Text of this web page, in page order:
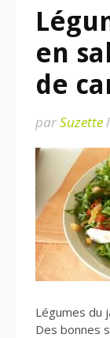
en
de
parSuzette
Légumes du
Des bonnes